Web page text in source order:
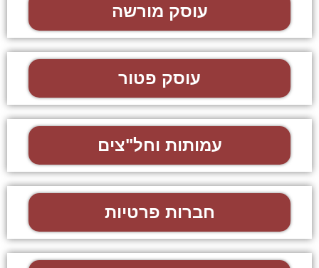
עוסק מורשה
עוסק פטור
עמותות וחל"צים
חברות פרטיות